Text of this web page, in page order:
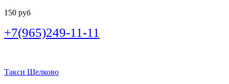
150 руб
+7(965)249-11-11
Такси Щелково